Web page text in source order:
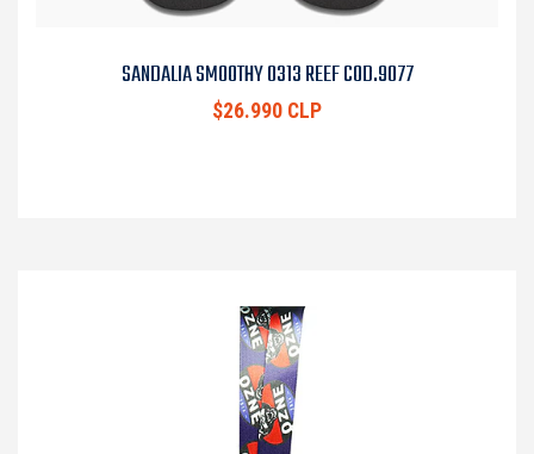
SANDALIA SMOOTHY 0313 REEF COD.9077
$26.990 CLP